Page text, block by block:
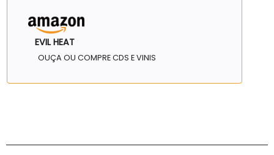
EVIL HEAT
OUÇA OU COMPRE CDS E VINIS